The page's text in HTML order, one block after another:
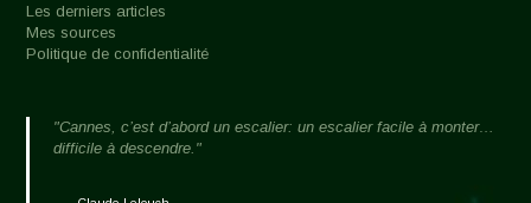
Les derniers articles
Mes sources
Politique de confidentialité
"Cannes, c’est d’abord un escalier: un escalier facile à monter…
difficile à descendre."